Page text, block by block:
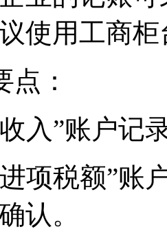
使用工商
：
”账户记
税额”账户
认。